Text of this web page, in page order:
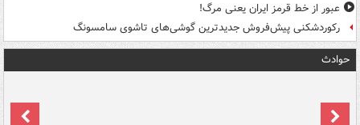
عبور از خط قرمز ایران یعنی مرگ!
رکوردشکنی پیش‌فروش جدیدترین گوشی‌های تاشوی سامسونگ
حوادث